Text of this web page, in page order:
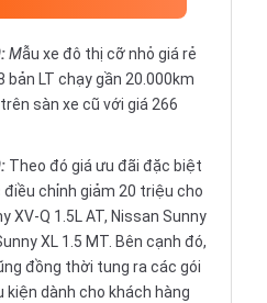
Mẫu xe đô thị cỡ nhỏ giá rẻ
LT chạy gần 20.000km
sàn xe cũ với giá 266
Theo đó giá ưu đãi đặc biệt
chỉnh giảm 20 triệu cho
XV-Q 1.5L AT, Nissan Sunny
XL 1.5 MT. Bên cạnh đó,
đồng thời tung ra các gói
dành cho khách hàng